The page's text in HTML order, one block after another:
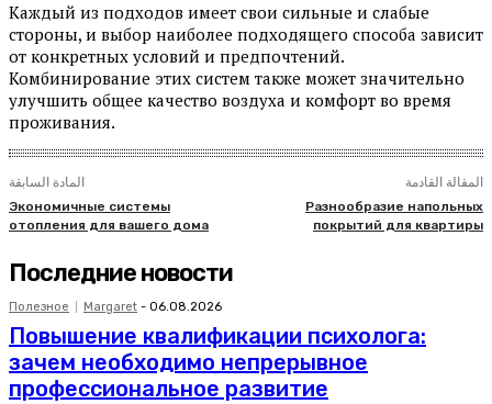
Каждый из подходов имеет свои сильные и слабые
стороны, и выбор наиболее подходящего способа зависит
от конкретных условий и предпочтений.
Комбинирование этих систем также может значительно
улучшить общее качество воздуха и комфорт во время
проживания.
المادة السابقة
Экономичные системы
отопления для вашего дома
المقالة القادمة
Разнообразие напольных
покрытий для квартиры
Последние новости
Полезное Margaret - 06.08.2026
Повышение квалификации психолога:
зачем необходимо непрерывное
профессиональное развитие